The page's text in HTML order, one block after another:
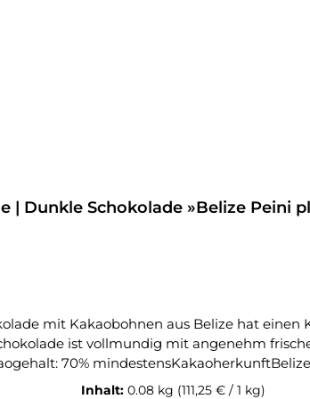
| Dunkle Schokolade »Belize Peini
ist vollmundig mit angenehm
Inhalt: 0.08 kg (111,25 € / 1 kg)